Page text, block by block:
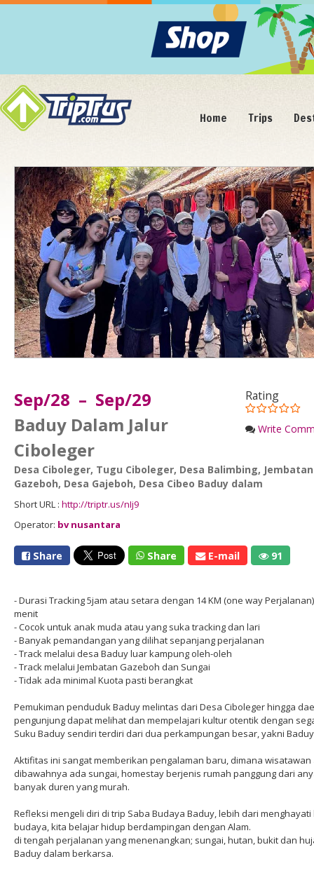
Home Trips
Rating
Write
Sep/28 – Sep/29
Baduy Dalam Jalur
Ciboleger
Desa Ciboleger, Tugu Ciboleger, Desa Balimbing, Jembatan
Gazeboh, Desa Gajeboh, Desa Cibeo Baduy dalam
Short URL : http://triptr.us/nIj9
Operator: bv nusantara
Share Share E-mail 91
- Durasi Tracking 5jam atau setara dengan 14 KM (one way
menit
- Cocok untuk anak muda atau yang suka tracking dan lari
- Banyak pemandangan yang dilihat sepanjang perjalanan
- Track melalui desa Baduy luar kampung oleh-oleh
- Track melalui Jembatan Gazeboh dan Sungai
- Tidak ada minimal Kuota pasti berangkat
Pemukiman penduduk Baduy melintas dari Desa Ciboleger hingga
pengunjung dapat melihat dan mempelajari kultur otentik dengan
Suku Baduy sendiri terdiri dari dua perkampungan besar, yakni
Aktifitas ini sangat memberikan pengalaman baru, dimana
dibawahnya ada sungai, homestay berjenis rumah panggung dari
banyak duren yang murah.
Refleksi mengeli diri di trip Saba Budaya Baduy, lebih dari
budaya, kita belajar hidup berdampingan dengan Alam.
di tengah perjalanan yang menenangkan; sungai, hutan, bukit dan
Baduy dalam berkarsa.